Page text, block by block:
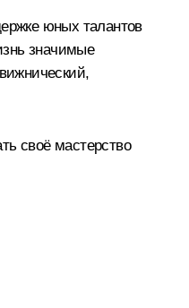
юных талантов
значимые
своё мастерство